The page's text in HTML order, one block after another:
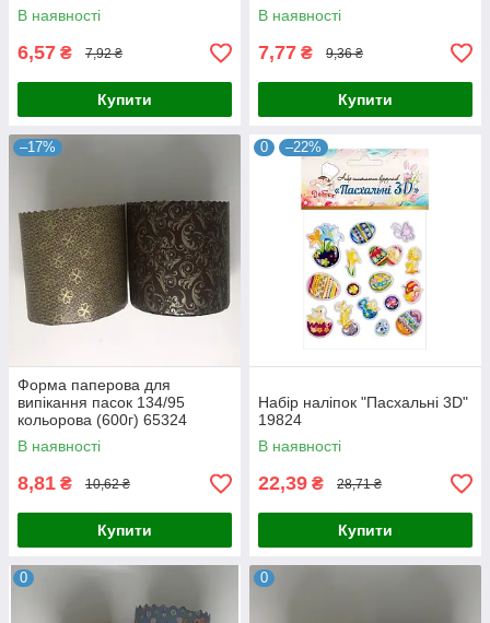
В наявності
6,57 ₴ 7,92 ₴
Купити
В наявності
7,77 ₴ 9,36 ₴
Купити
–17%
Форма паперова для
випікання пасок 134/95
кольорова (600г) 65324
В наявності
8,81 ₴ 10,62 ₴
Купити
0 –22%
Набір наліпок "Пасхальні 3D"
19824
В наявності
22,39 ₴ 28,71 ₴
Купити
0 0